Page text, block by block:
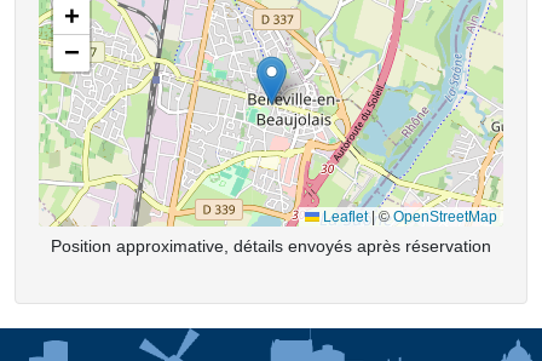
+
−
Leaflet |©OpenStreetMap
Position approximative, détails envoyés après réservation